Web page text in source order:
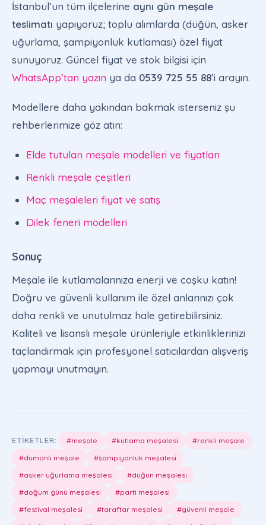
İstanbul’un tüm ilçelerine aynı gün meşale
teslimatı yapıyoruz; toplu alımlarda (düğün, asker
uğurlama, şampiyonluk kutlaması) özel fiyat
sunuyoruz. Güncel fiyat ve stok bilgisi için
WhatsApp’tan yazın ya da 0539 725 55 88’i arayın.
Modellere daha yakından bakmak isterseniz şu
rehberlerimize göz atın:
Elde tutulan meşale modelleri ve fiyatları
Renkli meşale çeşitleri
Maç meşaleleri fiyat ve satış
Dilek feneri modelleri
Sonuç
Meşale ile kutlamalarınıza enerji ve coşku katın!
Doğru ve güvenli kullanım ile özel anlarınızı çok
daha renkli ve unutulmaz hale getirebilirsiniz.
Kaliteli ve lisanslı meşale ürünleriyle etkinliklerinizi
taçlandırmak için profesyonel satıcılardan alışveriş
yapmayı unutmayın.
ETIKETLER: #meşale #kutlama meşalesi
#renkli meşale
#dumanlı meşale
#şampiyonluk meşalesi
#asker uğurlama meşalesi
#düğün meşalesi
#doğum günü meşalesi
#parti meşalesi
#festival meşalesi
#taraftar meşalesi
#güvenli meşale